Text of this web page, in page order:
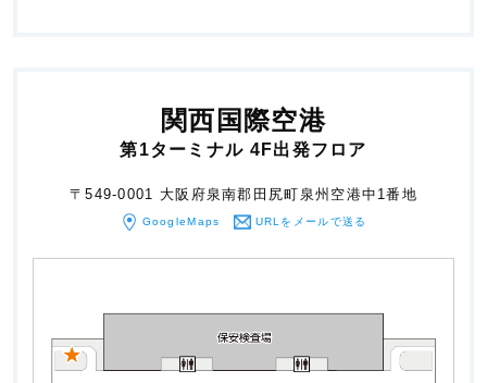
関西国際空港
第1ターミナル 4F出発フロア
〒549-0001 大阪府泉南郡田尻町泉州空港中1番地
GoogleMaps URLをメールで送る